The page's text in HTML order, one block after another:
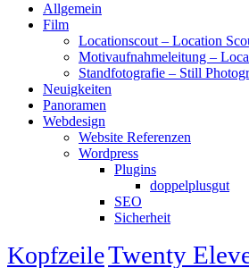
Allgemein
Film
Locationscout – Location
Motivaufnahmeleitung –
Standfotografie – Still
Neuigkeiten
Panoramen
Webdesign
Website Referenzen
Wordpress
Plugins
doppelplusgut
SEO
Sicherheit
KopfzeileTwenty